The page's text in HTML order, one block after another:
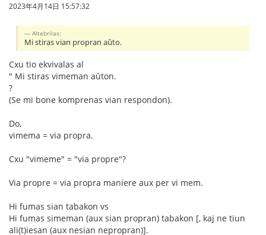
2023年4月14日 15:57:32
Altebrilas:
Mi stiras vian propran aŭto.
Cxu tio ekvivalas al
" Mi stiras vimeman aŭton.
?
(Se mi bone komprenas vian respondon).
Do,
vimema = via propra.
Cxu "vimeme" = "via propre"?
Via propre = via propra maniere aux per vi mem.
Hi fumas sian tabakon vs
Hi fumas simeman (aux sian propran) tabakon [, kaj ne tiun
ali(t)iesan (aux nesian nepropran)].